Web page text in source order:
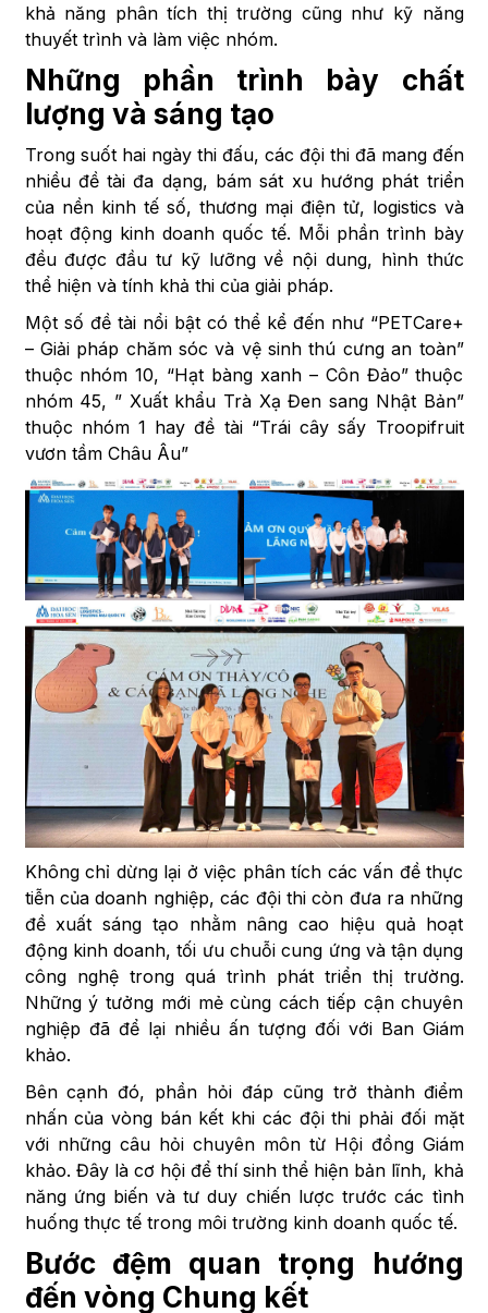
khả năng phân tích thị trường cũng như kỹ năng
thuyết trình và làm việc nhóm.
Những phần trình bày chất
lượng và sáng tạo
Trong suốt hai ngày thi đấu, các đội thi đã mang đến
nhiều đề tài đa dạng, bám sát xu hướng phát triển
của nền kinh tế số, thương mại điện tử, logistics và
hoạt động kinh doanh quốc tế. Mỗi phần trình bày
đều được đầu tư kỹ lưỡng về nội dung, hình thức
thể hiện và tính khả thi của giải pháp.
Một số đề tài nổi bật có thể kể đến như “PETCare+
– Giải pháp chăm sóc và vệ sinh thú cưng an toàn”
thuộc nhóm 10, “Hạt bàng xanh – Côn Đảo” thuộc
nhóm 45, ” Xuất khẩu Trà Xạ Đen sang Nhật Bản”
thuộc nhóm 1 hay đề tài “Trái cây sấy Troopifruit
vươn tầm Châu Âu”
Không chỉ dừng lại ở việc phân tích các vấn đề thực
tiễn của doanh nghiệp, các đội thi còn đưa ra những
đề xuất sáng tạo nhằm nâng cao hiệu quả hoạt
động kinh doanh, tối ưu chuỗi cung ứng và tận dụng
công nghệ trong quá trình phát triển thị trường.
Những ý tưởng mới mẻ cùng cách tiếp cận chuyên
nghiệp đã để lại nhiều ấn tượng đối với Ban Giám
khảo.
Bên cạnh đó, phần hỏi đáp cũng trở thành điểm
nhấn của vòng bán kết khi các đội thi phải đối mặt
với những câu hỏi chuyên môn từ Hội đồng Giám
khảo. Đây là cơ hội để thí sinh thể hiện bản lĩnh, khả
năng ứng biến và tư duy chiến lược trước các tình
huống thực tế trong môi trường kinh doanh quốc tế.
Bước đệm quan trọng hướng
đến vòng Chung kết